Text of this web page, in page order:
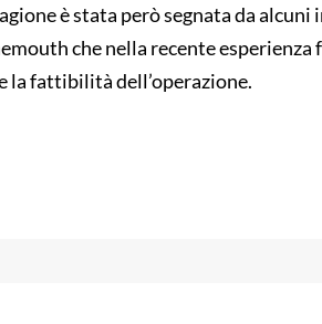
è stata però segnata da
che nella recente esperienza
la fattibilità dell’operazione.